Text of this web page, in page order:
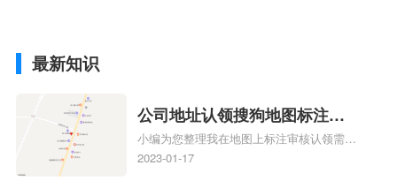
最新知识
公司地址认领搜狗地图标注多
久审核？公司地址认领地图标
注多久审核？
小编为您整理我在地图上标注审核认领需要
多久、我在地图上标注审核认领需要多久
2023-01-17